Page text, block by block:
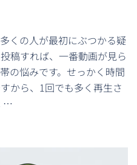
くの人が最初にぶつかる疑
稿すれば、一番動画が見ら
の悩みです。せっかく時間
から、1回でも多く再生さ
…